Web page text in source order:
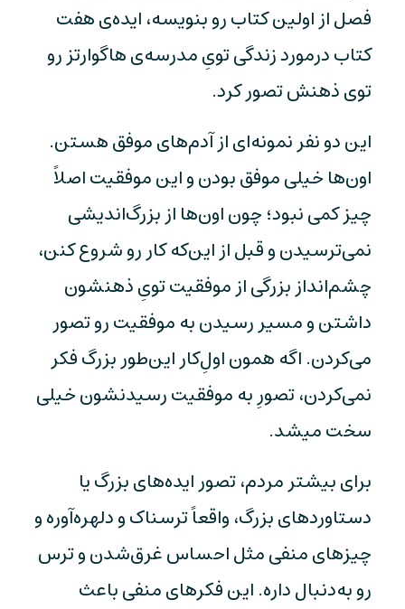
فصل از اولین کتاب رو بنویسه، ایده‌ی هفت
کتاب درمورد زندگی تویِ مدرسه‌ی هاگوارتز رو
توی ذهنش تصور کرد.
این دو نفر نمونه‌ای از آدم‌های موفق هستن.
اون‌ها خیلی موفق بودن و این موفقیت اصلاً
چیز کمی نبود؛ چون اون‌ها از بزرگ‌اندیشی
نمی‌ترسیدن و قبل از این‌که کار رو شروع کنن،
چشم‌انداز بزرگی از موفقیت تویِ ذهنشون
داشتن و مسیر رسیدن به موفقیت رو تصور
می‌کردن. اگه همون اولِ‌کار این‌طور بزرگ فکر
نمی‌کردن، تصورِ به موفقیت رسیدنشون خیلی
سخت میشد.
برای بیشتر مردم، تصور ایده‌های بزرگ یا
دستاورد‌های بزرگ، واقعاً ترسناک و دلهره‌آوره و
چیزهای منفی مثل احساس غرق‌شدن و ترس
رو به‌دنبال داره. این فکرهای منفی باعث